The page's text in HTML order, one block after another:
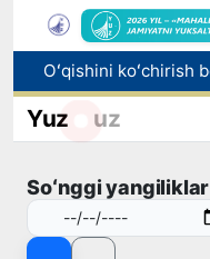
Yuz uz
Soʻnggi yangiliklar